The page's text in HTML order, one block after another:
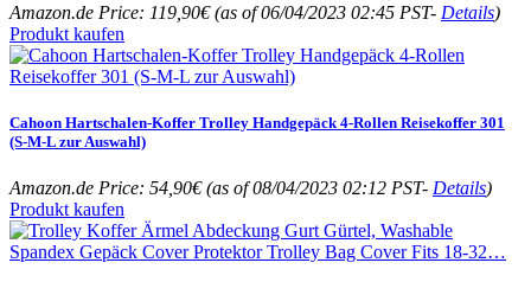
Amazon.de Price: 119,90€(as of 06/04/2023 02:45 PST- Details)
Produkt kaufen
Cahoon Hartschalen-Koffer Trolley Handgepäck 4-Rollen Reisekoffer 301
(S-M-L zur Auswahl)
Amazon.de Price: 54,90€(as of 08/04/2023 02:12 PST- Details)
Produkt kaufen